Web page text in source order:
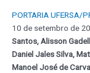
PORTARIA UFERSA/
10 de setembro de
Santos, Alisson
Daniel Jales Silva,
Manoel José de